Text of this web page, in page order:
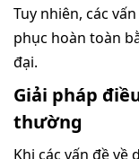
Tuy nhiên, các
phục hoàn toàn
đại.
Giải pháp
thường
Khi các vấn đề